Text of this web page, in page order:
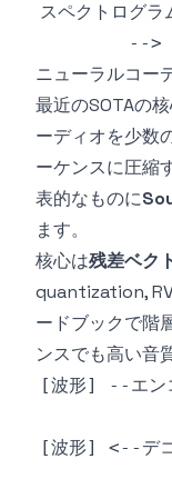
ニューラルコー
最近のSOTAの
ーディオを少数
ーケンスに圧縮
表的なものに
ます。
核心は残差ベク
quantization,
ードブックで階
ンスでも高い音